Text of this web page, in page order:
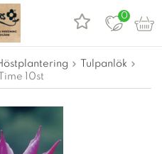
0
Tulpanlök
10st